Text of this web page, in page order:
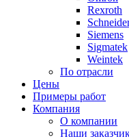
Rexroth
Siemens
Sigmatek
Weintek
По отрасли
Цены
Примеры работ
Компания
О компании
Наши